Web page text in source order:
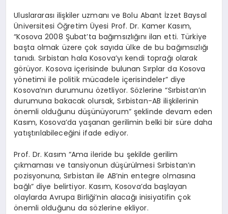
Uluslararası ilişkiler uzmanı ve Bolu Abant İzzet Baysal
Üniversitesi Öğretim Üyesi Prof. Dr. Kamer Kasım,
“Kosova 2008 Şubat’ta bağımsızlığını ilan etti. Türkiye
başta olmak üzere çok sayıda ülke de bu bağımsızlığı
tanıdı. Sırbistan hala Kosova’yı kendi toprağı olarak
görüyor. Kosova içerisinde bulunan Sırplar da Kosova
yönetimi ile politik mücadele içerisindeler” diye
Kosova’nın durumunu özetliyor. Sözlerine “Sırbistan’ın
durumuna bakacak olursak, Sırbistan-AB ilişkilerinin
önemli olduğunu düşünüyorum” şeklinde devam eden
Kasım, Kosova’da yaşanan gerilimin belki bir süre daha
yatıştırılabileceğini ifade ediyor.
Prof. Dr. Kasım “Ama ileride bu şekilde gerilim
çıkmaması ve tansiyonun düşürülmesi Sırbistan’ın
pozisyonuna, Sırbistan ile AB’nin entegre olmasına
bağlı” diye belirtiyor. Kasım, Kosova’da başlayan
olaylarda Avrupa Birliği’nin alacağı inisiyatifin çok
önemli olduğunu da sözlerine ekliyor.